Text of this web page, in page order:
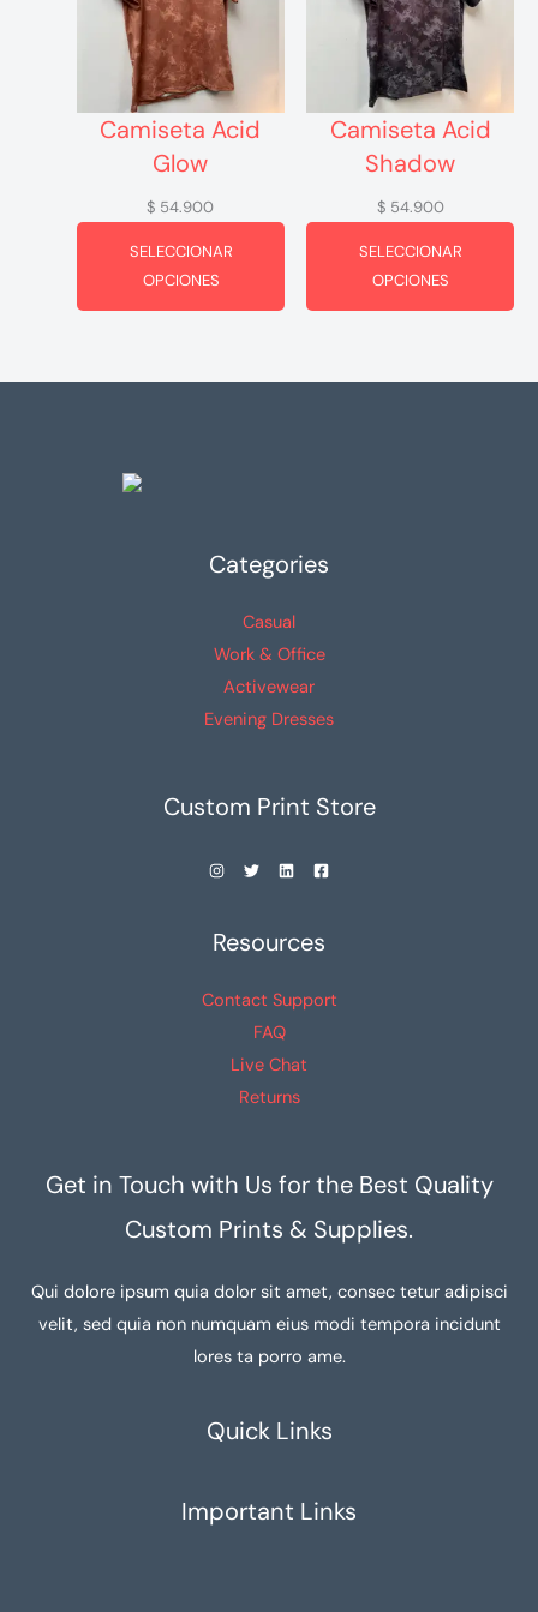
Camiseta Acid
Glow
$ 54.900
SELECCIONAR
OPCIONES
Camiseta Acid
Shadow
$ 54.900
SELECCIONAR
OPCIONES
Categories
Casual
Work & Office
Activewear
Evening Dresses
Custom Print Store
Resources
Contact Support
FAQ
Live Chat
Returns
Get in Touch with Us for the Best Quality
Custom Prints & Supplies.
Qui dolore ipsum quia dolor sit amet, consec tetur adipisci
velit, sed quia non numquam eius modi tempora incidunt
lores ta porro ame.
Quick Links
Important Links